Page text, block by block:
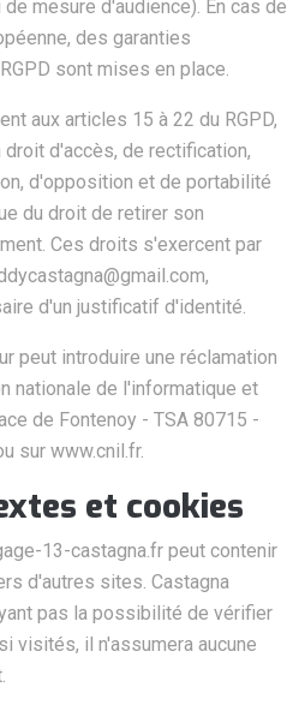
mesure d'audience). En cas de
des garanties
sont mises en place.
aux articles 15 à 22 du RGPD,
d'accès, de rectification,
d'opposition et de portabilité
du droit de retirer son
Ces droits s'exercent par
d'un justificatif d'identité.
peut introduire une réclamation
nationale de l'informatique et
de Fontenoy - TSA 80715 -
sur www.cnil.fr.
et cookies
13-castagna.fr peut contenir
d'autres sites. Castagna
pas la possibilité de vérifier
visités, il n'assumera aucune